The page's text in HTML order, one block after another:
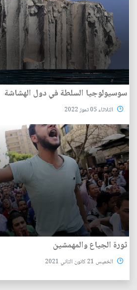
سوسيولوجيا السلطة في دول الهشاشة
الثلاثاء 05 تموز 2022
ثورة الجياع والمهمشين
الخميس 21 كانون الثاني 2021